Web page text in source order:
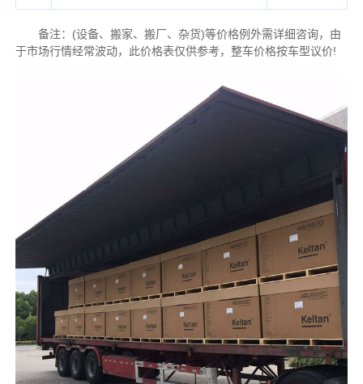
备注：(设备、搬家、搬厂、杂货)等价格例外需详细咨询，由
于市场行情经常波动，此价格表仅供参考，整车价格按车型议价!